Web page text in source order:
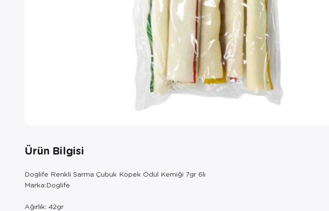
Ürün Bilgisi
Doglife Renkli Sarma Çubuk Köpek Ödül Kemiği 7gr 6lı
Marka:Doglife
Ağırlık: 42gr